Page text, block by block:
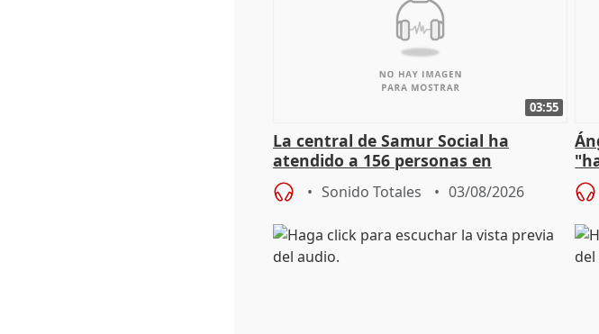
03:55
La central de Samur Social ha
atendido a 156 personas en
situación de calle durante Campaña
de CalorSonido Totales 03/08/2026